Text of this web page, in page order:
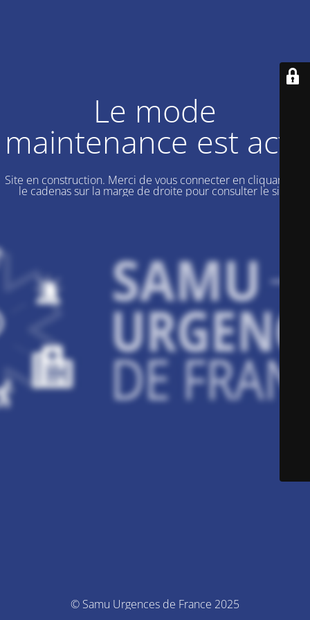
Le mode
maintenance est actif
Site en construction. Merci de vous connecter en cliquant sur
le cadenas sur la marge de droite pour consulter le site.
© Samu Urgences de France 2025